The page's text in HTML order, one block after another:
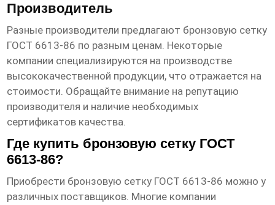
Производитель
Разные производители предлагают бронзовую сетку
ГОСТ 6613-86 по разным ценам. Некоторые
компании специализируются на производстве
высококачественной продукции, что отражается на
стоимости. Обращайте внимание на репутацию
производителя и наличие необходимых
сертификатов качества.
Где купить бронзовую сетку ГОСТ
6613-86?
Приобрести бронзовую сетку ГОСТ 6613-86 можно у
различных поставщиков. Многие компании